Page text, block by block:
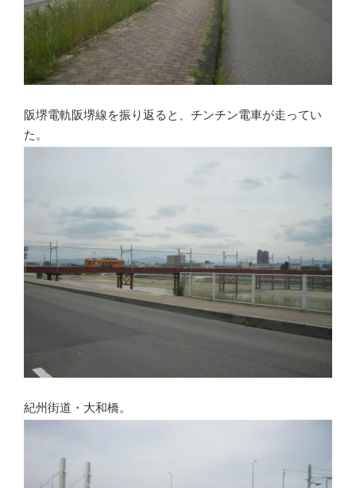
阪堺電軌阪堺線を振り返ると、チンチン電車が走ってい
た。
紀州街道・大和橋。